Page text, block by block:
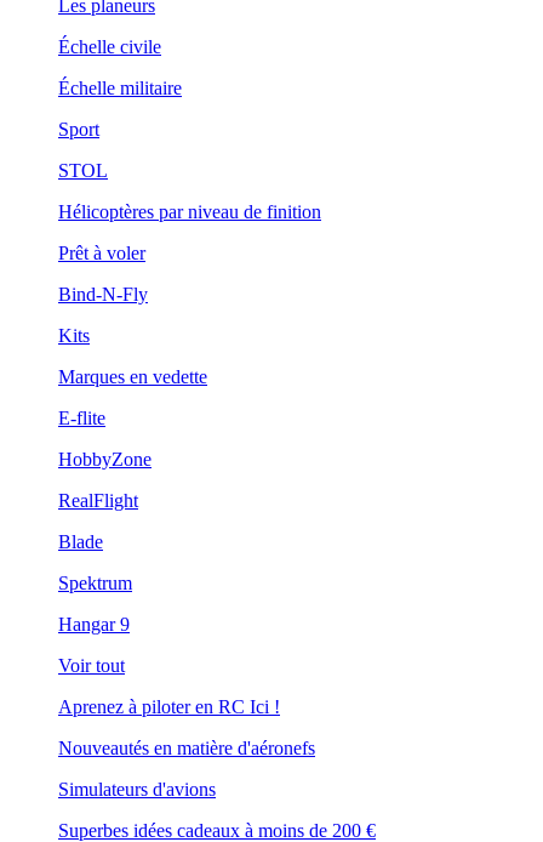
Les planeurs
Échelle civile
Échelle militaire
Sport
STOL
Hélicoptères par niveau de finition
Prêt à voler
Bind-N-Fly
Kits
Marques en vedette
E-flite
HobbyZone
RealFlight
Blade
Spektrum
Hangar 9
Voir tout
Aprenez à piloter en RC Ici !
Nouveautés en matière d'aéronefs
Simulateurs d'avions
Superbes idées cadeaux à moins de 200 €